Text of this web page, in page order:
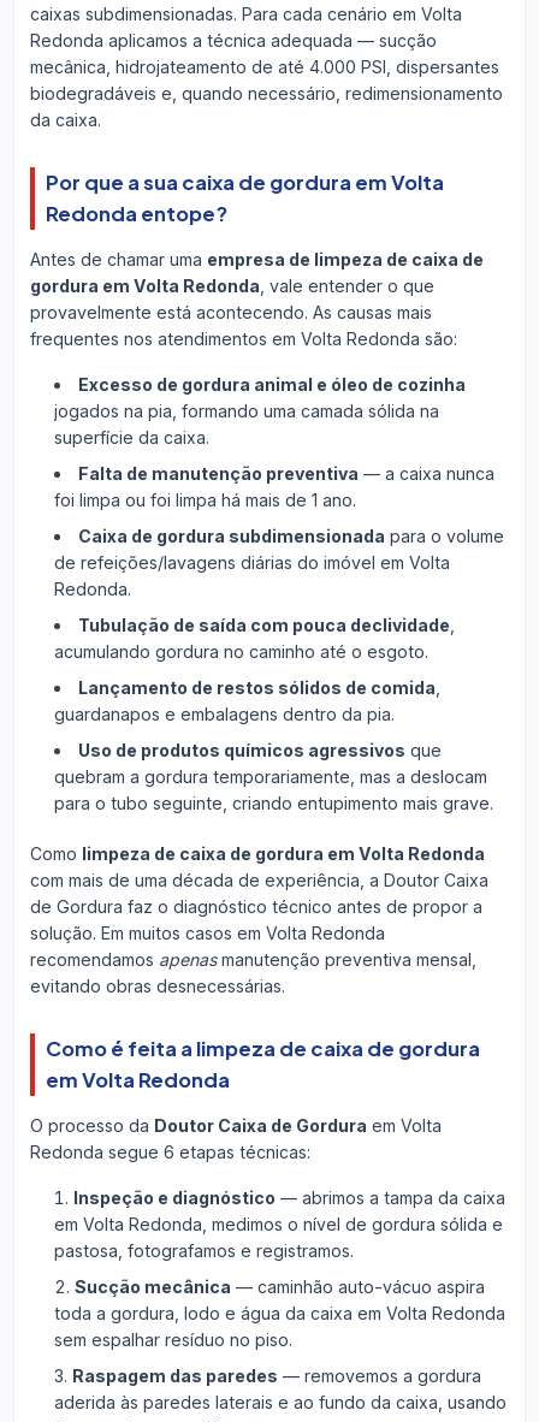
caixas subdimensionadas. Para cada cenário em Volta
Redonda aplicamos a técnica adequada — sucção
mecânica, hidrojateamento de até 4.000 PSI, dispersantes
biodegradáveis e, quando necessário, redimensionamento
da caixa.
Por que a sua caixa de gordura em Volta
Redonda entope?
Antes de chamar uma empresa de limpeza de caixa de
gordura em Volta Redonda , vale entender o que
provavelmente está acontecendo. As causas mais
frequentes nos atendimentos em Volta Redonda são:
Excesso de gordura animal e óleo de cozinha
jogados na pia, formando uma camada sólida na
superfície da caixa.
Falta de manutenção preventiva — a caixa nunca
foi limpa ou foi limpa há mais de 1 ano.
Caixa de gordura subdimensionada para o volume
de refeições/lavagens diárias do imóvel em Volta
Redonda.
Tubulação de saída com pouca declividade
acumulando gordura no caminho até o esgoto.
Lançamento de restos sólidos de comida
guardanapos e embalagens dentro da pia.
Uso de produtos químicos agressivos que
quebram a gordura temporariamente, mas a deslocam
para o tubo seguinte, criando entupimento mais grave.
Como limpeza de caixa de gordura em Volta Redonda
com mais de uma década de experiência, a Doutor Caixa
de Gordura faz o diagnóstico técnico antes de propor a
solução. Em muitos casos em Volta Redonda
recomendamos apenasmanutenção preventiva mensal,
evitando obras desnecessárias.
Como é feita a limpeza de caixa de gordura
em Volta Redonda
O processo da Doutor Caixa de Gordura em Volta
Redonda segue 6 etapas técnicas:
Inspeção e diagnóstico — abrimos a tampa da caixa
em Volta Redonda, medimos o nível de gordura sólida e
pastosa, fotografamos e registramos.
Sucção mecânica — caminhão auto-vácuo aspira
toda a gordura, lodo e água da caixa em Volta Redonda
sem espalhar resíduo no piso.
Raspagem das paredes — removemos a gordura
aderida às paredes laterais e ao fundo da caixa, usando